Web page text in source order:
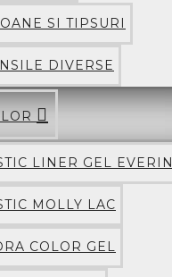
SI TIPSURI
DIVERSE
LINER GEL EVERIN
MOLLY LAC
COLOR GEL